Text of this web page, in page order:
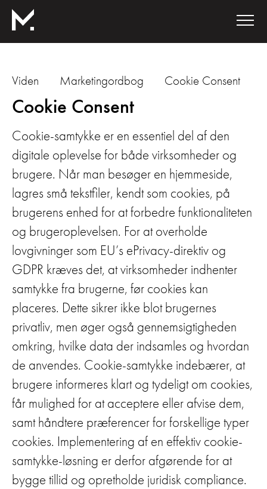
Viden Marketingordbog Cookie Consent
Cookie Consent
Cookie-samtykke er en essentiel del af den
digitale oplevelse for både virksomheder og
brugere. Når man besøger en hjemmeside,
lagres små tekstfiler, kendt som cookies, på
brugerens enhed for at forbedre funktionaliteten
og brugeroplevelsen. For at overholde
lovgivninger som EU’s ePrivacy-direktiv og
GDPR kræves det, at virksomheder indhenter
samtykke fra brugerne, før cookies kan
placeres. Dette sikrer ikke blot brugernes
privatliv, men øger også gennemsigtigheden
omkring, hvilke data der indsamles og hvordan
de anvendes. Cookie-samtykke indebærer, at
brugere informeres klart og tydeligt om cookies,
får mulighed for at acceptere eller afvise dem,
samt håndtere præferencer for forskellige typer
cookies. Implementering af en effektiv cookie-
samtykke-løsning er derfor afgørende for at
bygge tillid og opretholde juridisk compliance.